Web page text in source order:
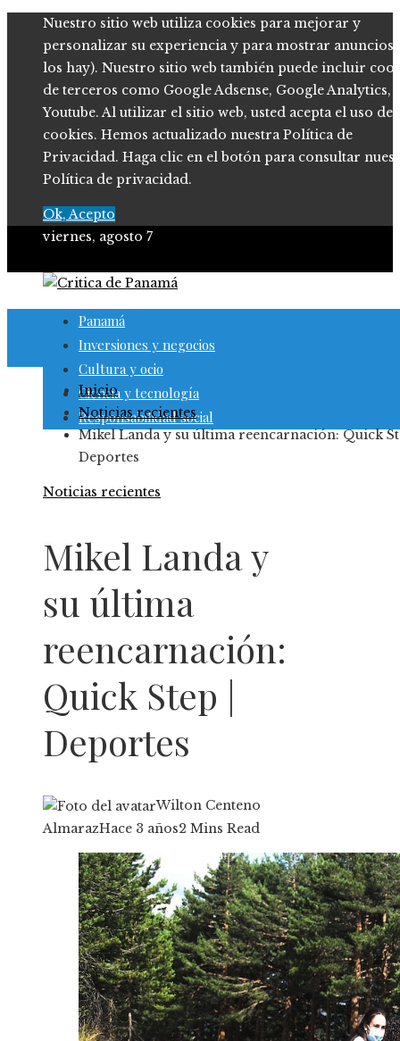
Nuestro sitio web utiliza cookies para mejorar y
personalizar su experiencia y para mostrar anuncios
los hay). Nuestro sitio web también puede incluir
de terceros como Google Adsense, Google Analytics,
Youtube. Al utilizar el sitio web, usted acepta el uso de
cookies. Hemos actualizado nuestra Política de
Privacidad. Haga clic en el botón para consultar
Política de privacidad.
Ok, Acepto
viernes, agosto 7
Panamá
Inversiones y negocios
Cultura y ocio
Ciencia y tecnología
Responsabilidad social
Inicio
Noticias recientes
Mikel Landa y su última reencarnación: Quick
Deportes
Noticias recientes
Mikel Landa y
su última
reencarnación:
Quick Step |
Deportes
Wilton Centeno
AlmarazHace 3 años2 Mins Read